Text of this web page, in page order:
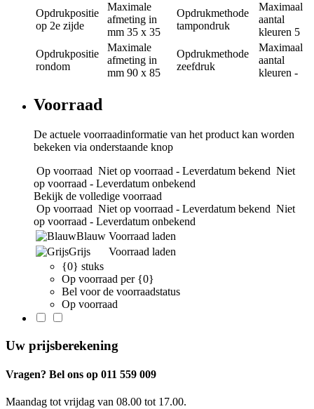
Opdrukpositie
op 2e zijde
Maximale
afmeting in
mm 35 x 35
Opdrukmethode
tampondruk
Maximaal
aantal
kleuren 5
Opdrukpositie
rondom
Maximale
afmeting in
mm 90 x 85
Opdrukmethode
zeefdruk
Maximaal
aantal
kleuren -
Voorraad
De actuele voorraadinformatie van het product kan worden
bekeken via onderstaande knop
Op voorraad Niet op voorraad - Leverdatum bekend Niet
op voorraad - Leverdatum onbekend
Bekijk de volledige voorraad
Op voorraad Niet op voorraad - Leverdatum bekend Niet
op voorraad - Leverdatum onbekend
Blauw Voorraad laden
Grijs
Voorraad laden
{0} stuks
Op voorraad per {0}
Bel voor de voorraadstatus
Op voorraad
Uw prijsberekening
Vragen? Bel ons op 011 559 009
Maandag tot vrijdag van 08.00 tot 17.00.